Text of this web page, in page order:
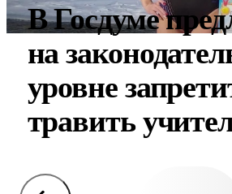
В Госдуме
на
уровне
травить